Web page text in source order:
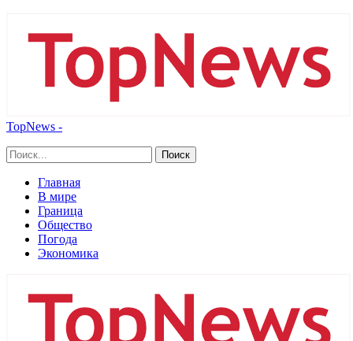
TopNews -
Главная
В мире
Граница
Общество
Погода
Экономика